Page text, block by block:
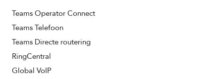
Teams Operator Connect
Teams Telefoon
Teams Directe routering
RingCentral
Global VoIP